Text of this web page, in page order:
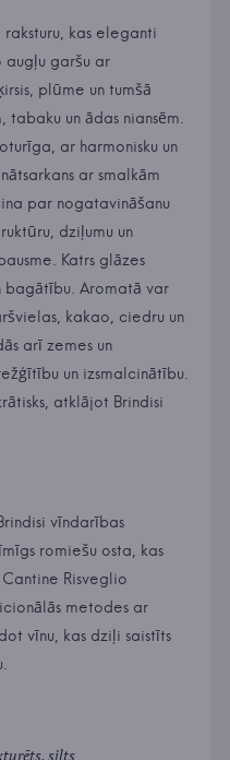
kas eleganti
augļu garšu ar
plūme un tumšā
un ādas niansēm.
ar harmonisku un
ar smalkām
par nogatavināšanu
dziļumu un
Katrs glāzes
bagātību. Aromatā var
kakao, ciedru un
arī zemes un
un izsmalcinātību.
atklājot Brindisi
vīndarības
romiešu osta, kas
Risveglio
metodes ar
vīnu, kas dziļi saistīts
silts